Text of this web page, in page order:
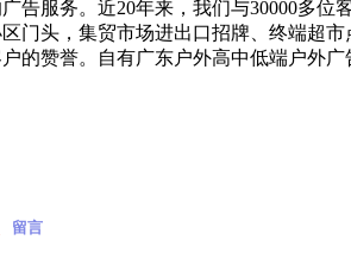
告服务。近20年来，我们与30000多位
门头，集贸市场进出口招牌、终端超
的赞誉。自有广东户外高中低端户外广
留言